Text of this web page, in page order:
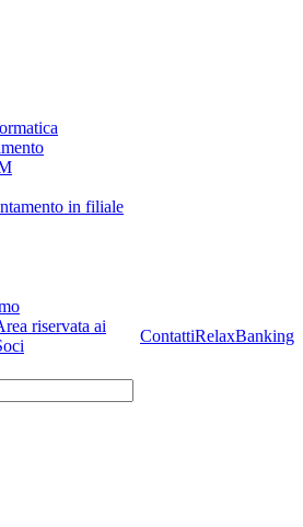
in filiale
riservata ai
ContattiRelaxBanking